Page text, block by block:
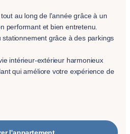
au long de l'année grâce à un
performant et bien entretenu.
stationnement grâce à des parkings
intérieur-extérieur harmonieux
qui améliore votre expérience de